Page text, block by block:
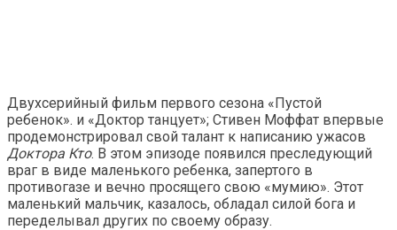
Двухсерийный фильм первого сезона «Пустой
ребенок». и «Доктор танцует»; Стивен Моффат впервые
продемонстрировал свой талант к написанию ужасов
Доктора Кто. В этом эпизоде ​​появился преследующий
враг в виде маленького ребенка, запертого в
противогазе и вечно просящего свою «мумию». Этот
маленький мальчик, казалось, обладал силой бога и
переделывал других по своему образу.